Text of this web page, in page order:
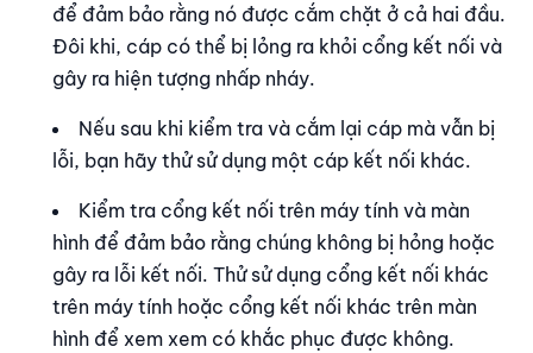
để đảm bảo rằng nó được cắm chặt ở cả hai đầu.
Đôi khi, cáp có thể bị lỏng ra khỏi cổng kết nối và
gây ra hiện tượng nhấp nháy.
Nếu sau khi kiểm tra và cắm lại cáp mà vẫn bị
lỗi, bạn hãy thử sử dụng một cáp kết nối khác.
Kiểm tra cổng kết nối trên máy tính và màn
hình để đảm bảo rằng chúng không bị hỏng hoặc
gây ra lỗi kết nối. Thử sử dụng cổng kết nối khác
trên máy tính hoặc cổng kết nối khác trên màn
hình để xem xem có khắc phục được không.